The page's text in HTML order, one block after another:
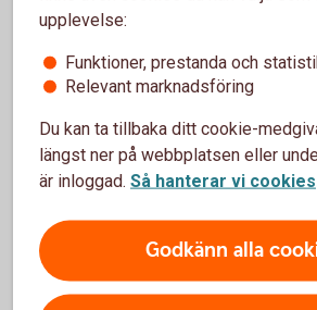
telefon och
uppdaterad version av
eller surfplatta.
upplevelse:
Funktioner, prestanda och
Relevant marknadsföring
Du kan ta tillbaka ditt cookie-
längst ner på webbplatsen eller
är inloggad. Så hanterar vi cookies
Godkänn alla